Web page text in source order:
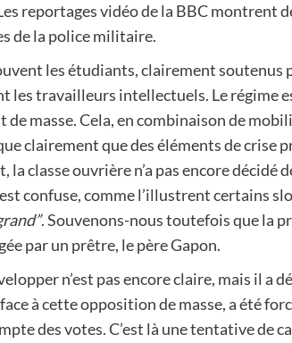
reportages vidéo de la BBC montrent
de la police militaire.
les étudiants, clairement soutenus
les travailleurs intellectuels. Le régime
masse. Cela, en combinaison de
clairement que des éléments de crise
la classe ouvrière n’a pas encore décidé
confuse, comme l’illustrent certains
. Souvenons-nous toutefois que la
par un prêtre, le père Gapon.
n’est pas encore claire, mais il a
à cette opposition de masse, a été
des votes. C’est là une tentative de